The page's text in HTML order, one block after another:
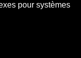
pour systèmes